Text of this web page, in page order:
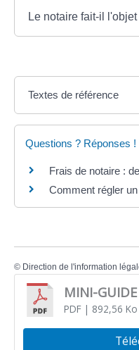
Le notaire fait-il
Textes de référence
Questions ? Réponses !
Frais de notaire :
Comment régler
© Direction de l'information
MINI-
PDF| 892,56 Ko